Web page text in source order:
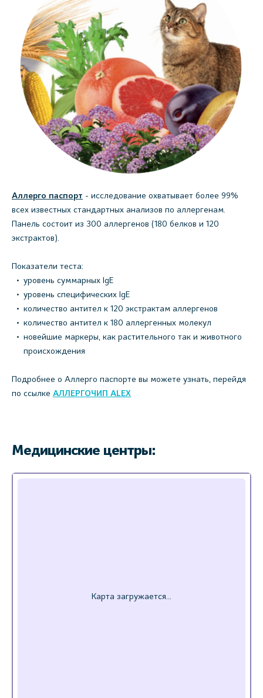
Аллерго паспорт - исследование охватывает более 99%
всех известных стандартных анализов по аллергенам.
Панель состоит из 300 аллергенов (180 белков и 120
экстрактов).
Показатели теста:
уровень суммарных IgE
уровень специфических IgE
количество антител к 120 экстрактам аллергенов
количество антител к 180 аллергенных молекул
новейшие маркеры, как растительного так и животного
происхождения
Подробнее о Аллерго паспорте вы можете узнать, перейдя
по ссылке АЛЛЕРГОЧИП ALEX
Медицинские центры: